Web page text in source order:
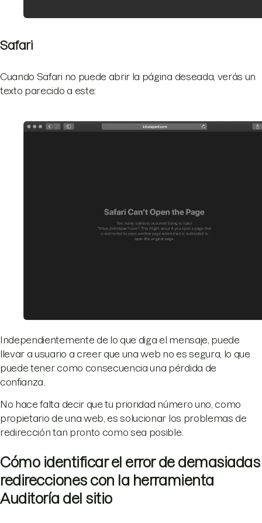
Safari
Cuando Safari no puede abrir la página deseada, verás un
texto parecido a este:
Independientemente de lo que diga el mensaje, puede
llevar a usuario a creer que una web no es segura, lo que
puede tener como consecuencia una pérdida de
confianza.
No hace falta decir que tu prioridad número uno, como
propietario de una web, es solucionar los problemas de
redirección tan pronto como sea posible.
Cómo identificar el error de demasiadas
redirecciones con la herramienta
Auditoría del sitio